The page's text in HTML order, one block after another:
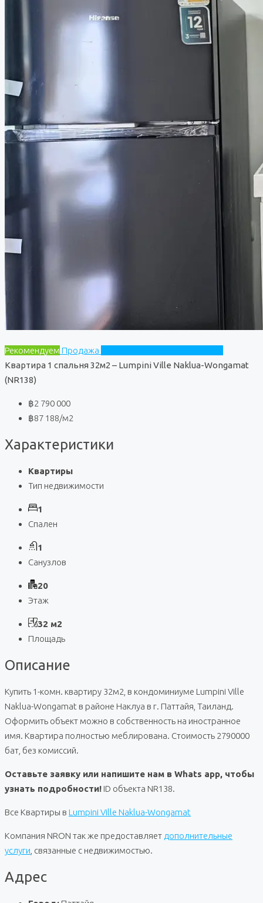
Рекомендуем Продажа
Квартира 1 спальня 32м2 – Lumpini Ville Naklua-Wongamat
(NR138)
฿2 790 000
฿87 188/м2
Характеристики
Квартиры
Тип недвижимости
1
Спален
1
Санузлов
20
Этаж
32 м2
Площадь
Описание
Купить 1-комн. квартиру 32м2, в кондоминиуме Lumpini Ville
Naklua-Wongamat в районе Наклуа в г. Паттайя, Таиланд.
Оформить объект можно в собственность на иностранное
имя. Квартира полностью меблирована. Стоимость 2790000
бат, без комиссий.
Оставьте заявку или напишите нам в Whats app, чтобы
узнать подробности! ID объекта NR138.
Все Квартиры в Lumpini Ville Naklua-Wongamat
Компания NRON так же предоставляет дополнительные
услуги , связанные с недвижимостью.
Адрес